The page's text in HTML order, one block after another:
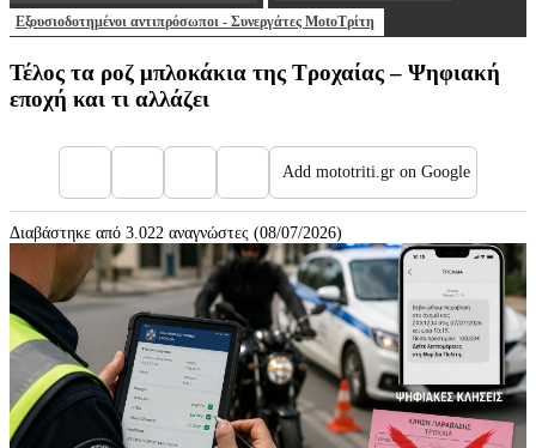
Εξουσιοδοτημένοι αντιπρόσωποι - Συνεργάτες MotoΤρίτη
Τέλος τα ροζ μπλοκάκια της Τροχαίας – Ψηφιακή
εποχή και τι αλλάζει
Add mototriti.gr on Google
Διαβάστηκε από 3.022 αναγνώστες (08/07/2026)